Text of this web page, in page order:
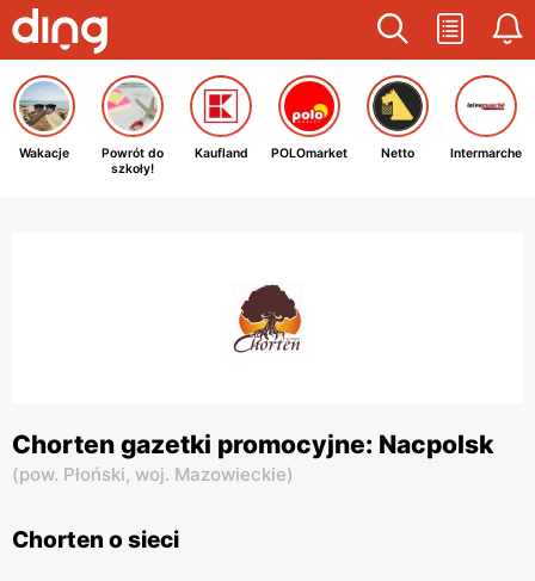
Wakacje
Powrót do
szkoły!
Kaufland POLOmarket Netto Intermarche
Chorten gazetki promocyjne: Nacpolsk
(pow. Płoński, woj. Mazowieckie)
Chorten o sieci